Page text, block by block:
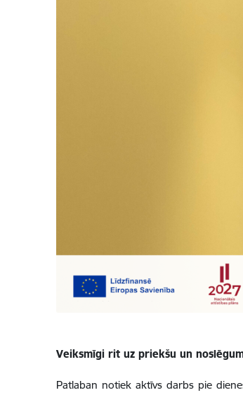
Veiksmīgi rit uz priekšu un
Patlaban notiek aktīvs darbs pie